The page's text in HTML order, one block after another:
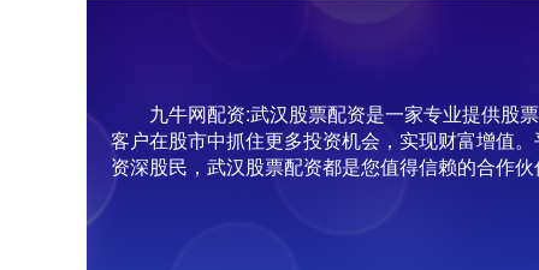
九牛网配资:武汉股票配资是一家专业提供股
客户在股市中抓住更多投资机会，实现财富增值
资深股民，武汉股票配资都是您值得信赖的合作